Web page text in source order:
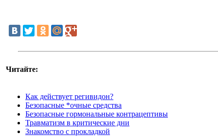
Читайте:
Как действует регивидон?
Безопасные *очные средства
Безопасные гормональные контрацептивы
Травматизм в критические дни
Знакомство с прокладкой